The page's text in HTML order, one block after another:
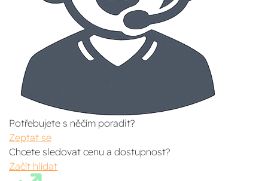
Potřebujete s něčím poradit?
Zeptat se
Chcete sledovat cenu a dostupnost?
Začít hlídat